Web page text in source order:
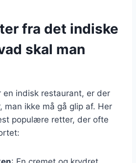
fra det indiske
skal man
en indisk restaurant, er der
man ikke må gå glip af. Her
populære retter, der ofte